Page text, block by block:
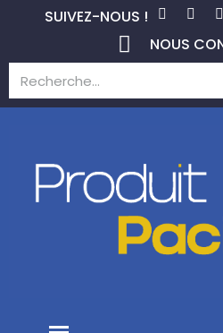
SUIVEZ-NOUS !
NOUS